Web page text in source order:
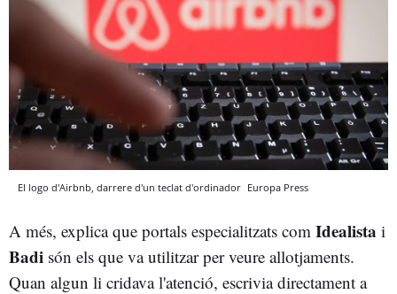
El logo d'Airbnb, darrere d'un teclat d'ordinador Europa Press
A més, explica que portals especialitzats com Idealista i
Badi són els que va utilitzar per veure allotjaments.
Quan algun li cridava l'atenció, escrivia directament a